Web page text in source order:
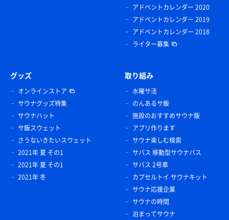
アドベントカレンダー 2020
アドベントカレンダー 2019
アドベントカレンダー 2018
ライター募集
グッズ
オンラインストア
サウナグッズ特集
サウナハット
サ飯スウェット
さうないきたいスウェット
2021年 夏 その1
2021年 夏 その1
2021年 冬
取り組み
水曜サ活
のんあるサ飯
施設のおすすめサウナ飯
アプリ作ります
サウナ楽しむ検索
サバス 移動型サウナバス
サバス 2号車
カプセルトイ サウナキット
サウナ応援企業
サウナの時間
泊まってサウナ